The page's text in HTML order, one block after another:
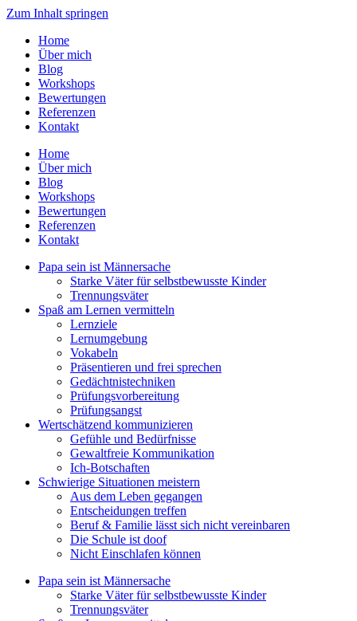
Zum Inhalt springen
Home
Über mich
Blog
Workshops
Bewertungen
Referenzen
Kontakt
Home
Über mich
Blog
Workshops
Bewertungen
Referenzen
Kontakt
Papa sein ist Männersache
Starke Väter für selbstbewusste Kinder
Trennungsväter
Spaß am Lernen vermitteln
Lernziele
Lernumgebung
Vokabeln
Präsentieren und frei sprechen
Gedächtnistechniken
Prüfungsvorbereitung
Prüfungsangst
Wertschätzend kommunizieren
Gefühle und Bedürfnisse
Gewaltfreie Kommunikation
Ich-Botschaften
Schwierige Situationen meistern
Aus dem Leben gegangen
Entscheidungen treffen
Beruf & Familie lässt sich nicht vereinbaren
Die Schule ist doof
Nicht Einschlafen können
Papa sein ist Männersache
Starke Väter für selbstbewusste Kinder
Trennungsväter